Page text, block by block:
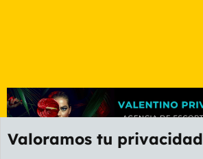
Valoramos tu privacidad